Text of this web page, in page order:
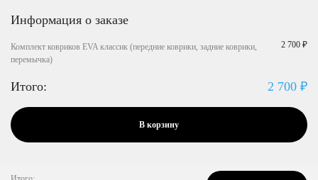
Информация о заказе
Комплект ковриков EVA классик (передние коврики, задние коврики,
перемычка)
2 700 ₽
Итого: 2 700 ₽
В корзину